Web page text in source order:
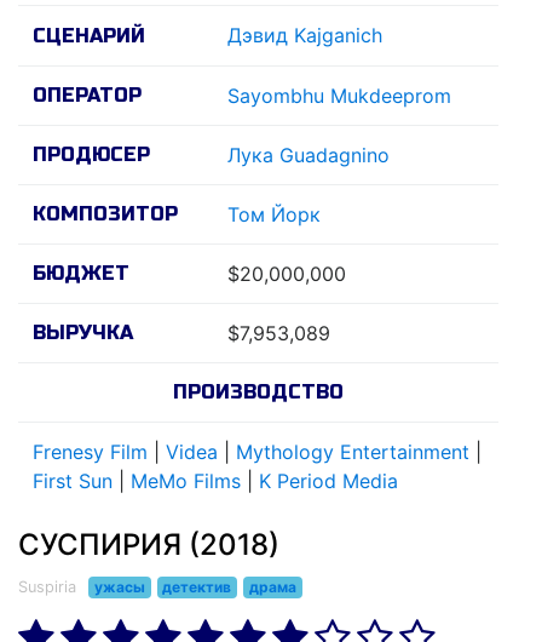
СЦЕНАРИЙ Дэвид Kajganich
ОПЕРАТОР Sayombhu Mukdeeprom
ПРОДЮСЕР Лука Guadagnino
КОМПОЗИТОР Том Йорк
БЮДЖЕТ $20,000,000
ВЫРУЧКА $7,953,089
ПРОИЗВОДСТВО
Frenesy Film Videa Mythology Entertainment
First Sun
MeMo Films K Period Media
СУСПИРИЯ (2018)
Suspiria ужасы детектив драма